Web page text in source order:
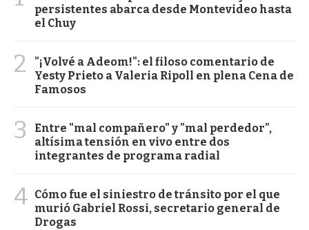
persistentes abarca desde Montevideo hasta
el Chuy
2
"¡Volvé a Adeom!": el filoso comentario de
Yesty Prieto a Valeria Ripoll en plena Cena de
Famosos
3
Entre "mal compañero" y "mal perdedor",
altísima tensión en vivo entre dos
integrantes de programa radial
4 Cómo fue el siniestro de tránsito por el que
murió Gabriel Rossi, secretario general de
Drogas